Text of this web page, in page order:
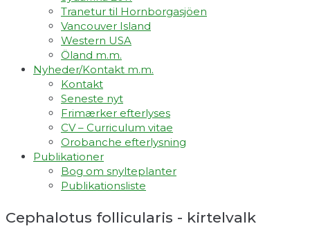
Tranetur til Hornborgasjöen
Vancouver Island
Western USA
Öland m.m.
Nyheder/Kontakt m.m.
Kontakt
Seneste nyt
Frimærker efterlyses
CV – Curriculum vitae
Orobanche efterlysning
Publikationer
Bog om snylteplanter
Publikationsliste
Cephalotus follicularis - kirtelvalk